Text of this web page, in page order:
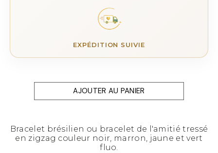
EXPÉDITION SUIVIE
AJOUTER AU PANIER
Bracelet brésilien ou bracelet de l'amitié tressé
en zigzag couleur noir, marron, jaune et vert
fluo.